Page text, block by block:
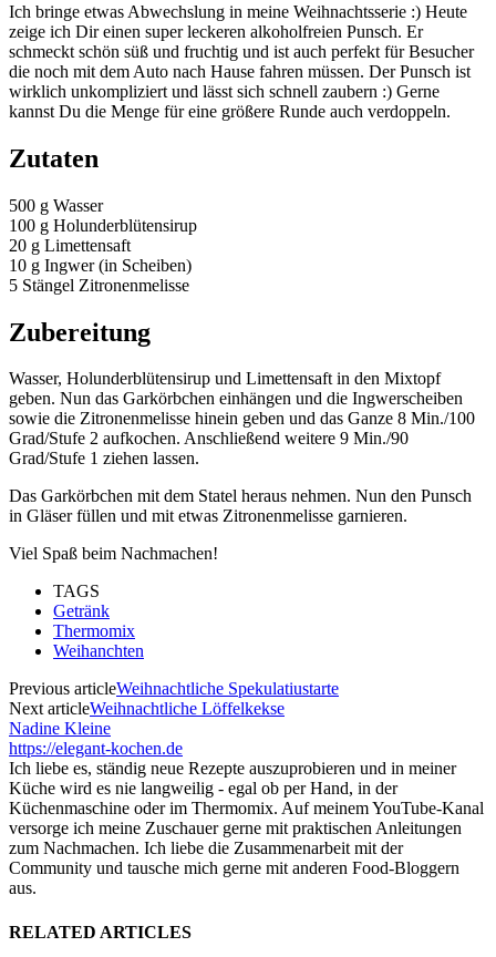
Ich bringe etwas Abwechslung in meine Weihnachtsserie :) Heute
zeige ich Dir einen super leckeren alkoholfreien Punsch. Er
schmeckt schön süß und fruchtig und ist auch perfekt für Besucher
die noch mit dem Auto nach Hause fahren müssen. Der Punsch ist
wirklich unkompliziert und lässt sich schnell zaubern :) Gerne
kannst Du die Menge für eine größere Runde auch verdoppeln.
Zutaten
500 g Wasser
100 g Holunderblütensirup
20 g Limettensaft
10 g Ingwer (in Scheiben)
5 Stängel Zitronenmelisse
Zubereitung
Wasser, Holunderblütensirup und Limettensaft in den Mixtopf
geben. Nun das Garkörbchen einhängen und die Ingwerscheiben
sowie die Zitronenmelisse hinein geben und das Ganze 8 Min./100
Grad/Stufe 2 aufkochen. Anschließend weitere 9 Min./90
Grad/Stufe 1 ziehen lassen.
Das Garkörbchen mit dem Statel heraus nehmen. Nun den Punsch
in Gläser füllen und mit etwas Zitronenmelisse garnieren.
Viel Spaß beim Nachmachen!
TAGS
Getränk
Thermomix
Weihanchten
Previous articleWeihnachtliche Spekulatiustarte
Next articleWeihnachtliche Löffelkekse
Nadine Kleine
https://elegant-kochen.de
Ich liebe es, ständig neue Rezepte auszuprobieren und in meiner
Küche wird es nie langweilig - egal ob per Hand, in der
Küchenmaschine oder im Thermomix. Auf meinem YouTube-Kanal
versorge ich meine Zuschauer gerne mit praktischen Anleitungen
zum Nachmachen. Ich liebe die Zusammenarbeit mit der
Community und tausche mich gerne mit anderen Food-Bloggern
aus.
RELATED ARTICLES